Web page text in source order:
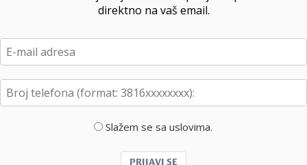
direktno na vaš email.
Slažem se sa uslovima.
PRIJAVI SE